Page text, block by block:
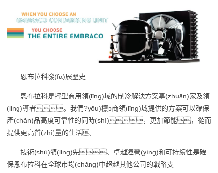
恩布拉科發(fā)展歷史
恩布拉科是輕型商用領(lǐng)域的制冷解決方案專(zhuān)家及領
(lǐng)導者。我們?yōu)檩p商領(lǐng)域提供的方案可以確保
產(chǎn)品高度可靠性的同時(shí)，更加節能，從而
提供更高質(zhì)量的生活。
技術(shù)領(lǐng)先、卓越運營(yíng)和可持續性是確
保恩布拉科在全球市場(chǎng)中超越其他公司的戰略支